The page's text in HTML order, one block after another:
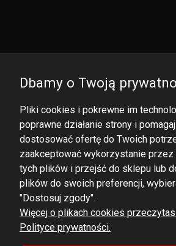
DOMINATOR GROUP Sp. z o.o.
Ludowa 59, 43-514 Kaniów,
POLAND
VAT ID No.: 6521751083
Dbamy o Twoją
Pliki cookies i pokrewne im
poprawne działanie strony i
dostosować ofertę do Twoich
zaakceptować wykorzystanie
tych plików i przejść do sklepu lub
plików do swoich preferencji,
"Dostosuj zgody".
Więcej o plikach cookies
Polityce prywatności.